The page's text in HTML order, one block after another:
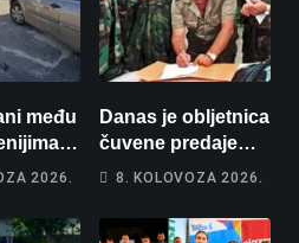
među
2026.
Danas je obljetnica
čuvene predaje
srpske vojske
Stipetiću
8. KOLOVOZA 2026.